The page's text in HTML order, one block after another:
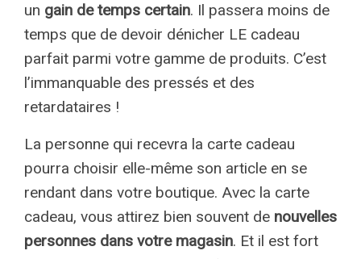
un gain de temps certain. Il passera moins de
temps que de devoir dénicher LE cadeau
parfait parmi votre gamme de produits. C’est
l’immanquable des pressés et des
retardataires !
La personne qui recevra la carte cadeau
pourra choisir elle-même son article en se
rendant dans votre boutique. Avec la carte
cadeau, vous attirez bien souvent de nouvelles
personnes dans votre magasin. Et il est fort